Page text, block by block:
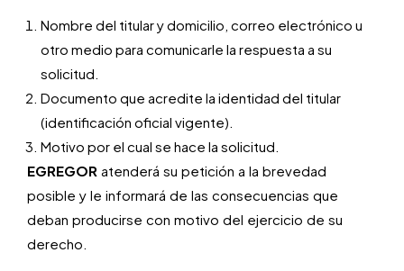
Nombre del titular y domicilio, correo electrónico u
otro medio para comunicarle la respuesta a su
solicitud.
Documento que acredite la identidad del titular
(identificación oficial vigente).
Motivo por el cual se hace la solicitud.
EGREGOR atenderá su petición a la brevedad
posible y le informará de las consecuencias que
deban producirse con motivo del ejercicio de su
derecho.